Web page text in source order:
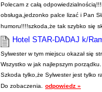
Polecam z całą
obsługa,jedzonko palce lizać i Pan
humoru!!!!szkoda,że tak szybko się
Hotel STAR-DADAJ k/
Sylwester w tym miejscu okazał się
Wszystko w jak najlepszym porządku.
Szkoda tylko,że Sylwester jest tylko
Do zobaczenia.
odpowiedz »